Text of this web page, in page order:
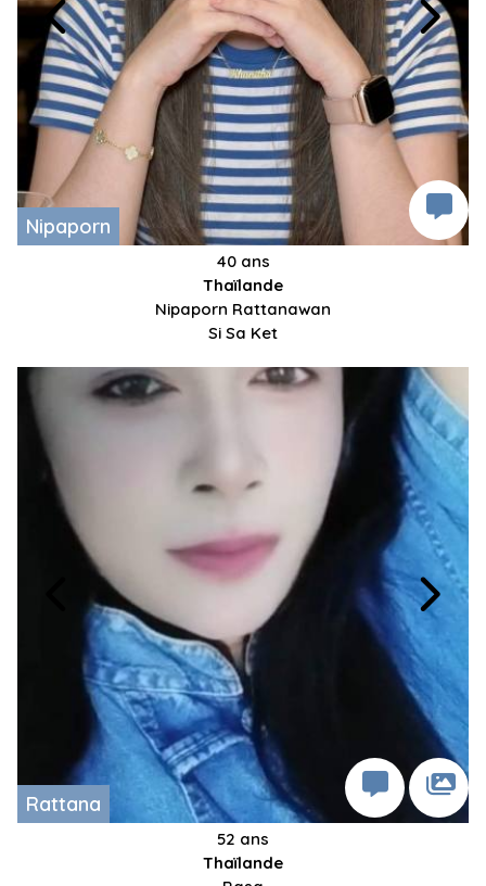
Nipaporn
40 ans
Thaïlande
Nipaporn Rattanawan
Si Sa Ket
Rattana
52 ans
Thaïlande